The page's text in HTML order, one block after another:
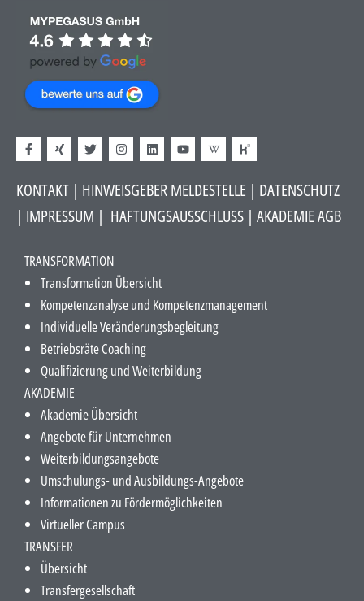
KONTAKT | HINWEISGEBER MELDESTELLE | DATENSCHUTZ
| IMPRESSUM | HAFTUNGSAUSSCHLUSS​ | AKADEMIE AGB
TRANSFORMATION
Transformation Übersicht
Kompetenzanalyse und Kompetenzmanagement
Individuelle Veränderungsbegleitung
Betriebsräte Coaching
Qualifizierung und Weiterbildung
AKADEMIE
Akademie Übersicht
Angebote für Unternehmen
Weiterbildungsangebote
Umschulungs- und Ausbildungs-Angebote
Informationen zu Fördermöglichkeiten
Virtueller Campus
TRANSFER
Übersicht
Transfergesellschaft